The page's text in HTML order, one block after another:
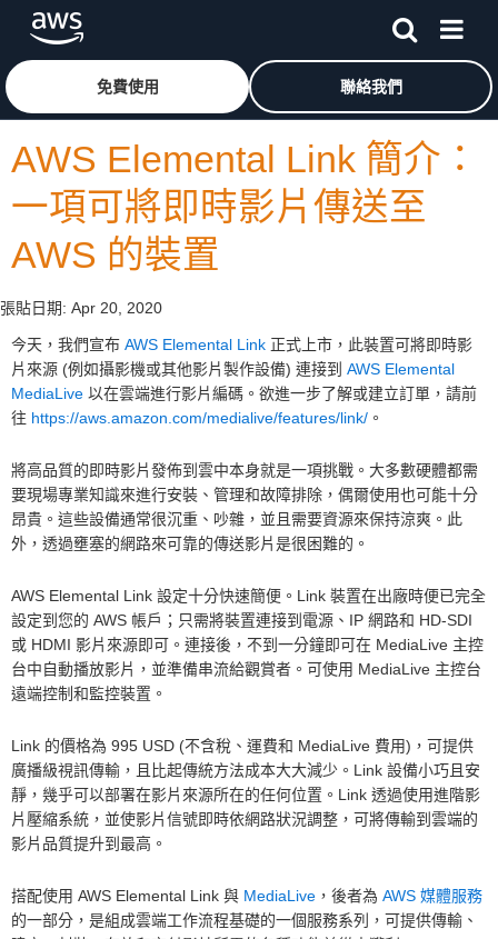
跳至主要內容按一下這裡可返回 Amazon Web Services 首頁
免費使用 聯絡我們
AWS Elemental Link 簡介：
一項可將即時影片傳送至
AWS 的裝置
張貼日期: Apr 20, 2020
今天，我們宣布 AWS Elemental Link 正式上市，此裝置可將即時影
片來源 (例如攝影機或其他影片製作設備) 連接到 AWS Elemental
MediaLive 以在雲端進行影片編碼。欲進一步了解或建立訂單，請前
往 https://aws.amazon.com/medialive/features/link/ 。
將高品質的即時影片發佈到雲中本身就是一項挑戰。大多數硬體都需
要現場專業知識來進行安裝、管理和故障排除，偶爾使用也可能十分
昂貴。這些設備通常很沉重、吵雜，並且需要資源來保持涼爽。此
外，透過壅塞的網路來可靠的傳送影片是很困難的。
AWS Elemental Link 設定十分快速簡便。Link 裝置在出廠時便已完全
設定到您的 AWS 帳戶；只需將裝置連接到電源、IP 網路和 HD-SDI
或 HDMI 影片來源即可。連接後，不到一分鐘即可在 MediaLive 主控
台中自動播放影片，並準備串流給觀賞者。可使用 MediaLive 主控台
遠端控制和監控裝置。
Link 的價格為 995 USD (不含稅、運費和 MediaLive 費用)，可提供
廣播級視訊傳輸，且比起傳統方法成本大大減少。Link 設備小巧且安
靜，幾乎可以部署在影片來源所在的任何位置。Link 透過使用進階影
片壓縮系統，並使影片信號即時依網路狀況調整，可將傳輸到雲端的
影片品質提升到最高。
搭配使用 AWS Elemental Link 與 MediaLive ，後者為 AWS 媒體服務
的一部分，是組成雲端工作流程基礎的一個服務系列，可提供傳輸、